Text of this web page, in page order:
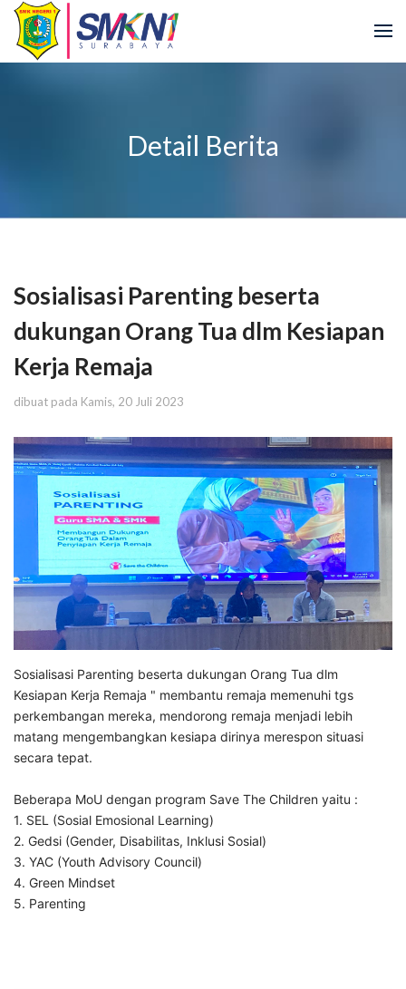
Detail Berita
Sosialisasi Parenting beserta
dukungan Orang Tua dlm Kesiapan
Kerja Remaja
dibuat pada Kamis, 20 Juli 2023
Sosialisasi Parenting beserta dukungan Orang Tua dlm
Kesiapan Kerja Remaja " membantu remaja memenuhi tgs
perkembangan mereka, mendorong remaja menjadi lebih
matang mengembangkan kesiapa dirinya merespon situasi
secara tepat.
Beberapa MoU dengan program Save The Children yaitu :
1. SEL (Sosial Emosional Learning)
2. Gedsi (Gender, Disabilitas, Inklusi Sosial)
3. YAC (Youth Advisory Council)
4. Green Mindset
5. Parenting